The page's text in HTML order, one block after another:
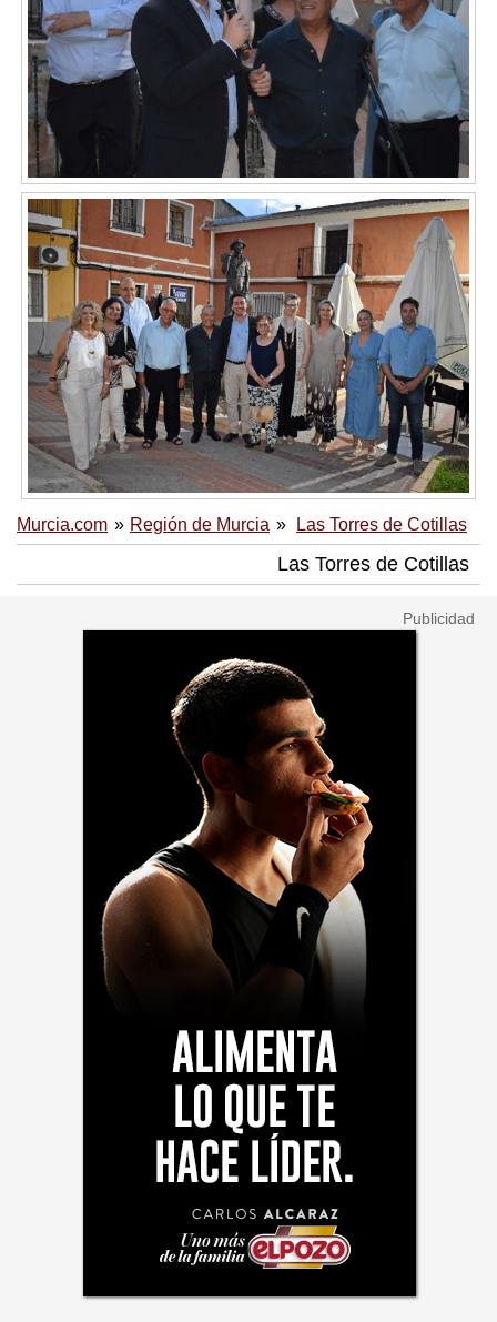
Murcia.com Región de Murcia Las Torres de Cotillas
Las Torres de Cotillas